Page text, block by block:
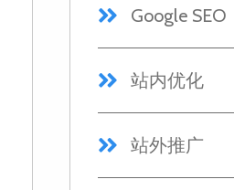
Google SEO
站内优化
站外推广